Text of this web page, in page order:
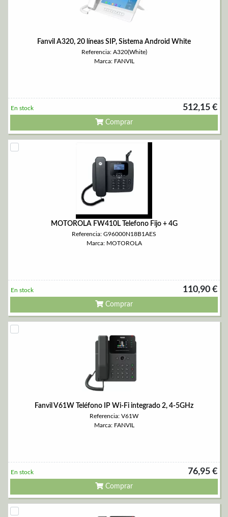
Fanvil A320, 20 líneas SIP, Sistema Android White
Referencia: A320(White)
Marca: FANVIL
512,15 €
En stock
Comprar
MOTOROLA FW410L Telefono Fijo + 4G
Referencia: G96000N18B1AES
Marca: MOTOROLA
110,90 €
En stock
Comprar
Fanvil V61W Teléfono IP Wi-Fi integrado 2, 4-5GHz
Referencia: V61W
Marca: FANVIL
76,95 €
En stock
Comprar